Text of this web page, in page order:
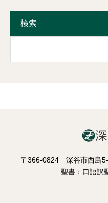
検索
〒366-0824 深谷市西島
聖書：口語訳